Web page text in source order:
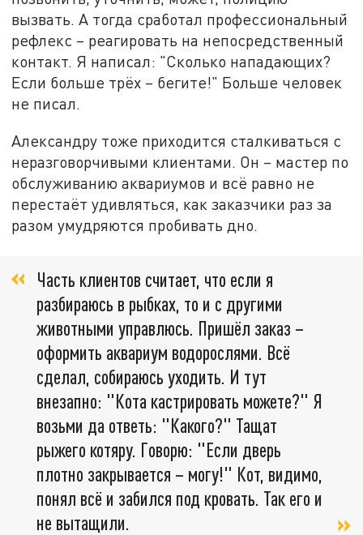
вызвать. А тогда сработал профессиональный
рефлекс – реагировать на непосредственный
контакт. Я написал: "Сколько нападающих?
Если больше трёх – бегите!" Больше человек
не писал.
Александру тоже приходится сталкиваться с
неразговорчивыми клиентами. Он – мастер по
обслуживанию аквариумов и всё равно не
перестаёт удивляться, как заказчики раз за
разом умудряются пробивать дно.
Часть клиентов считает, что если я
разбираюсь в рыбках, то и с другими
животными управлюсь. Пришёл заказ –
оформить аквариум водорослями. Всё
сделал, собираюсь уходить. И тут
внезапно: "Кота кастрировать можете?" Я
возьми да ответь: "Какого?" Тащат
рыжего котяру. Говорю: "Если дверь
плотно закрывается – могу!" Кот, видимо,
понял всё и забился под кровать. Так его и
не вытащили.